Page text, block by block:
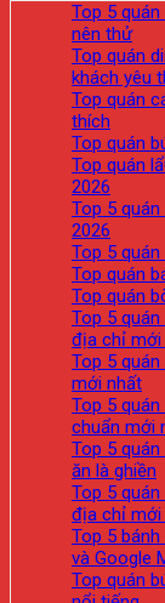
Top 5
nên thử
Top quán
khách yêu
Top quán
thích
Top quán
Top quán
2026
Top 5
2026
Top 5
Top quán
Top quán
Top 5
địa chỉ mới
Top 5
mới nhất
Top 5
chuẩn mới
Top 5
ăn là ghiền
Top 5
địa chỉ mới
Top 5
và Google
Top quán